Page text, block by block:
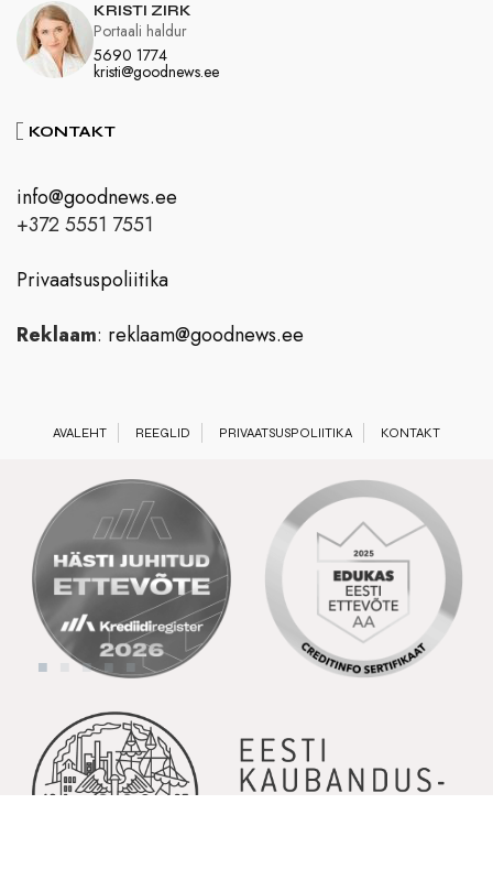
KRISTI ZIRK
5690 1774
kristi@goodnews.ee
Portaali haldur
KONTAKT
info@goodnews.ee
+372 5551 7551
Privaatsuspoliitika
Reklaam: reklaam@goodnews.ee
AVALEHT REEGLID PRIVAATSUSPOLIITIKA KONTAKT